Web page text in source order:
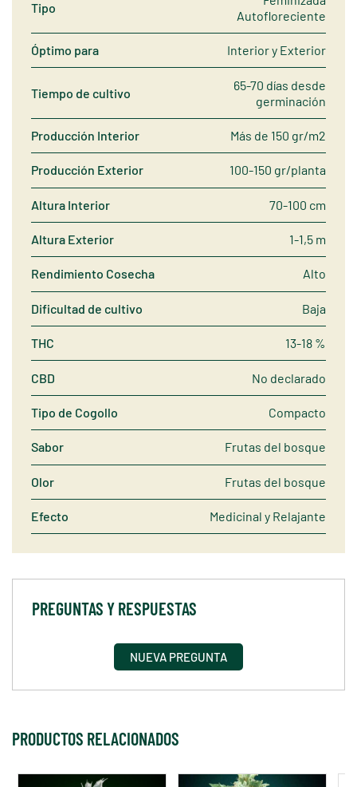
Tipo
Autofloreciente
Óptimo para Interior y Exterior
Tiempo de cultivo
65-70 días desde
germinación
Producción Interior Más de 150 gr/m2
Producción Exterior 100-150 gr/planta
Altura Interior 70-100 cm
Altura Exterior 1-1,5 m
Rendimiento Cosecha Alto
Dificultad de cultivo Baja
THC 13-18 %
CBD No declarado
Tipo de Cogollo Compacto
Sabor Frutas del bosque
Olor Frutas del bosque
Efecto Medicinal y Relajante
PREGUNTAS Y RESPUESTAS
NUEVA PREGUNTA
PRODUCTOS RELACIONADOS